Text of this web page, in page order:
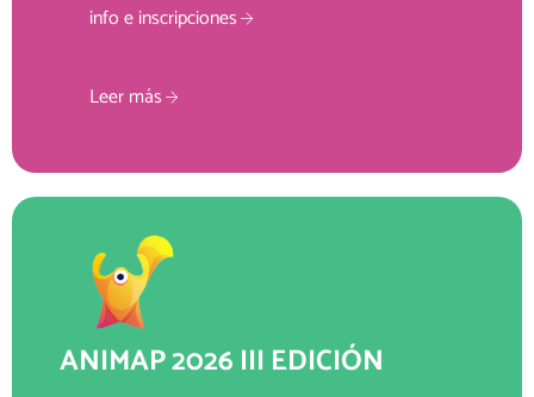
info e inscripciones
Leer más
ANIMAP 2026 III EDICIÓN